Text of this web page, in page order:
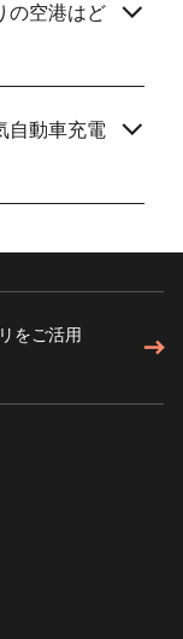
の空港はど
自動車充電
をご活用